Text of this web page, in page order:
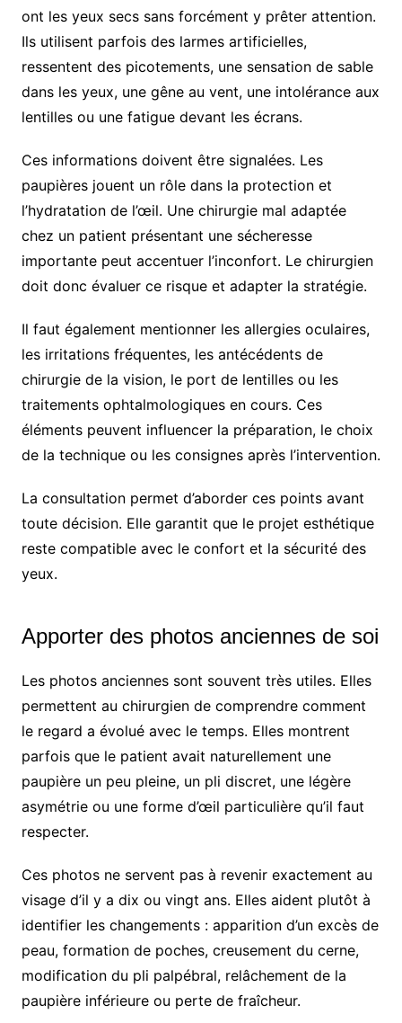
ont les yeux secs sans forcément y prêter attention.
Ils utilisent parfois des larmes artificielles,
ressentent des picotements, une sensation de sable
dans les yeux, une gêne au vent, une intolérance aux
lentilles ou une fatigue devant les écrans.
Ces informations doivent être signalées. Les
paupières jouent un rôle dans la protection et
l’hydratation de l’œil. Une chirurgie mal adaptée
chez un patient présentant une sécheresse
importante peut accentuer l’inconfort. Le chirurgien
doit donc évaluer ce risque et adapter la stratégie.
Il faut également mentionner les allergies oculaires,
les irritations fréquentes, les antécédents de
chirurgie de la vision, le port de lentilles ou les
traitements ophtalmologiques en cours. Ces
éléments peuvent influencer la préparation, le choix
de la technique ou les consignes après l’intervention.
La consultation permet d’aborder ces points avant
toute décision. Elle garantit que le projet esthétique
reste compatible avec le confort et la sécurité des
yeux.
Apporter des photos anciennes de soi
Les photos anciennes sont souvent très utiles. Elles
permettent au chirurgien de comprendre comment
le regard a évolué avec le temps. Elles montrent
parfois que le patient avait naturellement une
paupière un peu pleine, un pli discret, une légère
asymétrie ou une forme d’œil particulière qu’il faut
respecter.
Ces photos ne servent pas à revenir exactement au
visage d’il y a dix ou vingt ans. Elles aident plutôt à
identifier les changements : apparition d’un excès de
peau, formation de poches, creusement du cerne,
modification du pli palpébral, relâchement de la
paupière inférieure ou perte de fraîcheur.